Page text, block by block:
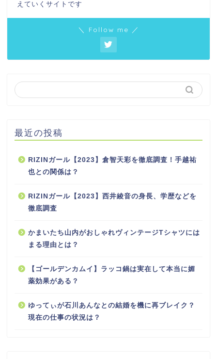
えていくサイトです
＼ Follow me ／
最近の投稿
RIZINガール【2023】倉智天彩を徹底調査！手越祐
也との関係は？
RIZINガール【2023】西井綾音の身長、学歴などを
徹底調査
かまいたち山内がおしゃれヴィンテージTシャツには
まる理由とは？
【ゴールデンカムイ】ラッコ鍋は実在して本当に媚
薬効果がある？
ゆってぃが石川あんなとの結婚を機に再ブレイク？
現在の仕事の状況は？